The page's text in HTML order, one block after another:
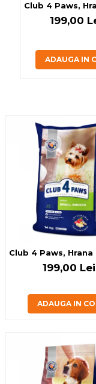
Club 4 Paws,
199,00
ADAUGA IN
Club 4 Paws,
199,00 Lei
ADAUGA IN